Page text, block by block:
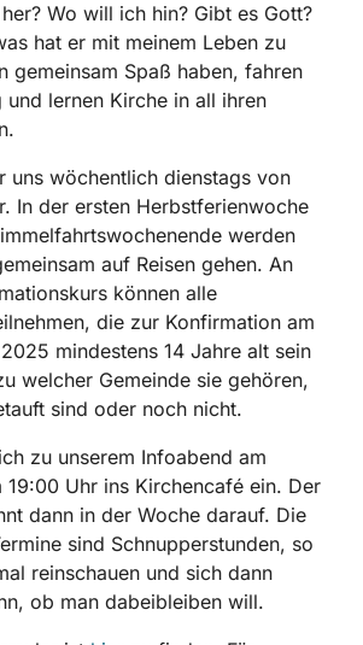
Wo will ich hin? Gibt es Gott?
hat er mit meinem Leben zu
gemeinsam Spaß haben, fahren
und lernen Kirche in all ihren
uns wöchentlich dienstags von
In der ersten Herbstferienwoche
werden
auf Reisen gehen. An
können alle
die zur Konfirmation am
mindestens 14 Jahre alt sein
welcher Gemeinde sie gehören,
sind oder noch nicht.
zu unserem Infoabend am
Uhr ins Kirchencafé ein. Der
dann in der Woche darauf. Die
sind Schnupperstunden, so
reinschauen und sich dann
ob man dabeibleiben will.